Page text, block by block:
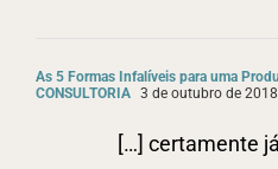
As 5 Formas Infalíveis para uma
CONSULTORIA 3 de outubro de
[…] certamente